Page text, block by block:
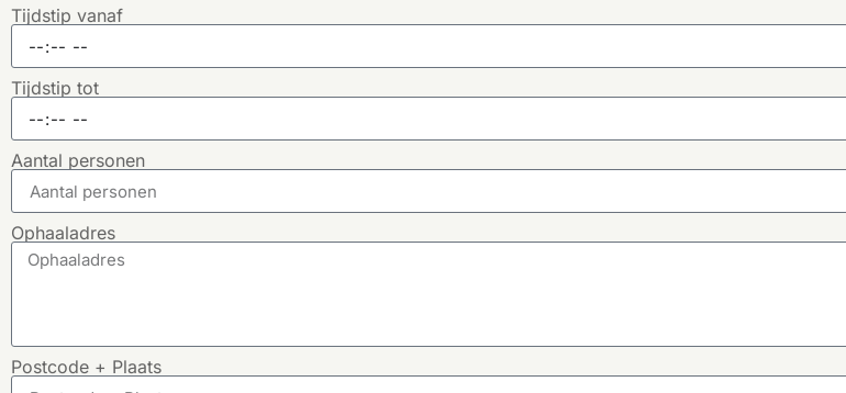
Tijdstip vanaf
Tijdstip tot
Aantal personen
Ophaaladres
Postcode + Plaats